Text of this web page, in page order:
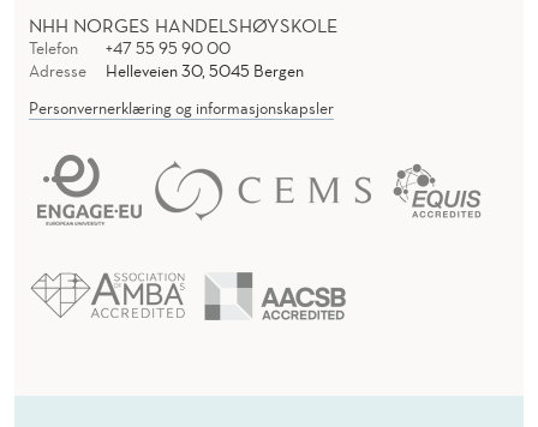
NHH NORGES HANDELSHØYSKOLE
Telefon
+47 55 95 90 00
Adresse
Helleveien 30, 5045 Bergen
Personvernerklæring og informasjonskapsler